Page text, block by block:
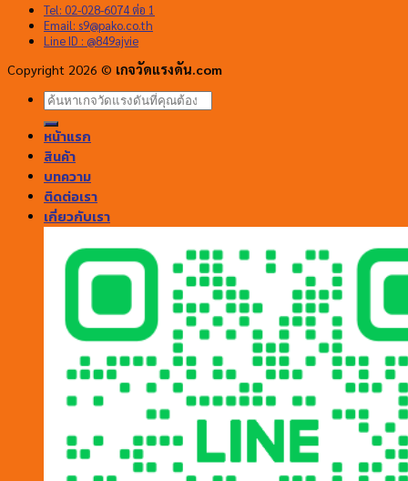
Tel: 02-028-6074 ต่อ 1
Email: s9@pako.co.th
Line ID : @849ajvie
Copyright 2026 © เกจวัดแรงดัน.com
ค้นหา:
หน้าแรก
สินค้า
บทความ
ติดต่อเรา
เกี่ยวกับเรา